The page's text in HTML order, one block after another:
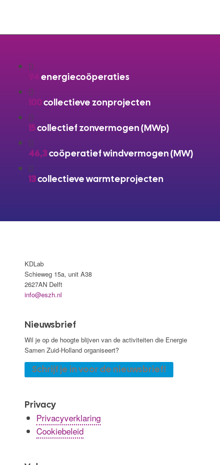
94 energiecoöperaties
100collectieve zonprojecten
15collectief zonvermogen (MWp)
46,3coöperatief windvermogen (MW)
13collectieve warmteprojecten
KDLab
Schieweg 15a, unit A38
2627AN Delft
info@eszh.nl
Nieuwsbrief
Wil je op de hoogte blijven van de activiteiten die Energie
Samen Zuid-Holland organiseert?
Schrijf je in voor de nieuwsbrief!
Privacy
Privacyverklaring
Cookiebeleid